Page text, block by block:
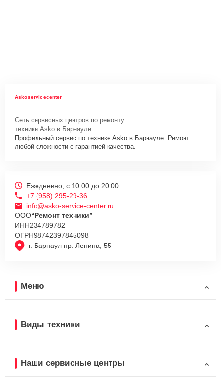
Askoservicecenter
Сеть сервисных центров по ремонту
техники Asko в Барнауле.
Профильный сервис по технике Asko в Барнауле. Ремонт
любой сложности с гарантией качества.
г. Барнаул пр. Ленина, 55
Ежедневно, с 10:00 до 20:00
+7 (958) 295-29-36
info@asko-service-center.ru
ООО“Ремонт техники”
ИНН234789782
ОГРН98742397845098
Меню
Виды техники
Наши сервисные центры